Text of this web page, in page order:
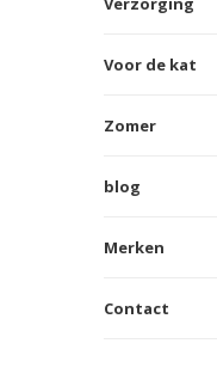
Voor de kat
Zomer
blog
Merken
Contact